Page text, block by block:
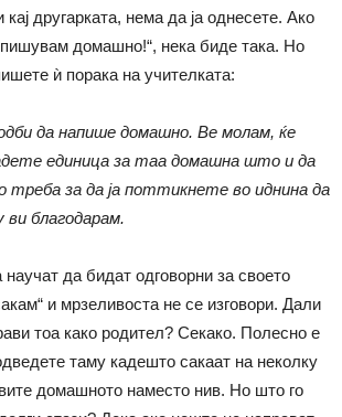
кај другарката, нема да ја однесете. Ако
домашно!“, нека биде така. Но
ѝ порака на учителката:
да напише домашно. Ве молам, ќе
единица за таа домашна што и да
за да ја поттикнете во иднина да
ви благодарам.
да бидат одговорни за своето
и мрзеливоста не се изговори. Дали
тоа како родител? Секако. Полесно е
таму кадешто сакаат на неколку
домашното наместо нив. Но што го